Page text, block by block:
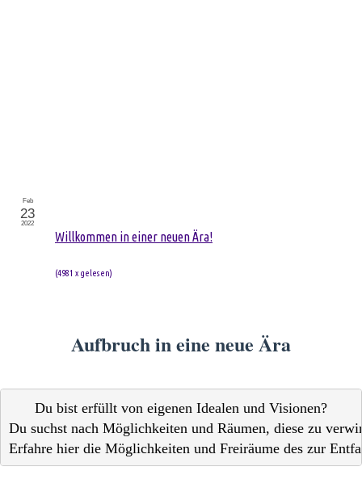
Willkommen in einer neuen Ära!
(4981 x gelesen)
Feb
23
2022
Aufbruch in eine neue Ära
Du bist erfüllt von eigenen Idealen und Visionen?
Du suchst nach Möglichkeiten und Räumen, diese zu
Erfahre hier die Möglichkeiten und Freiräume des zur